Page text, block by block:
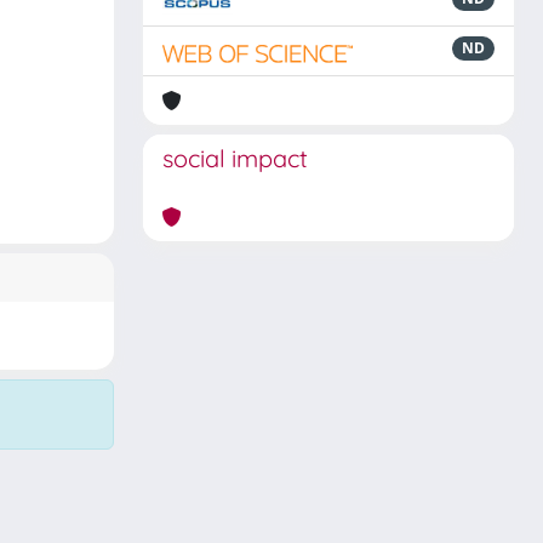
ND
social impact